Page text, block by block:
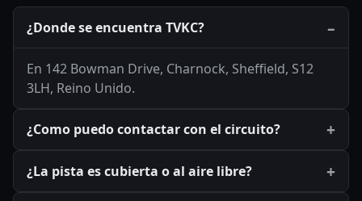
¿Donde se encuentra TVKC?
En 142 Bowman Drive, Charnock, Sheffield, S12
3LH, Reino Unido.
¿Como puedo contactar con el circuito?
¿La pista es cubierta o al aire libre?